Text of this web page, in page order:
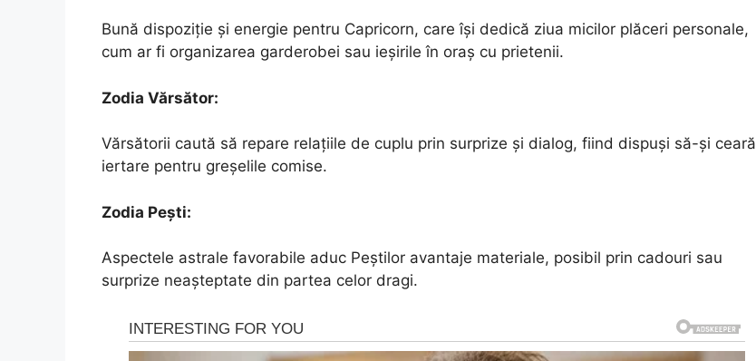
Bună dispoziție și energie pentru Capricorn, care își dedică ziua micilor plăceri personale,
cum ar fi organizarea garderobei sau ieșirile în oraș cu prietenii.
Zodia Vărsător:
Vărsătorii caută să repare relațiile de cuplu prin surprize și dialog, fiind dispuși să-și ceară
iertare pentru greșelile comise.
Zodia Pești:
Aspectele astrale favorabile aduc Peștilor avantaje materiale, posibil prin cadouri sau
surprize neașteptate din partea celor dragi.